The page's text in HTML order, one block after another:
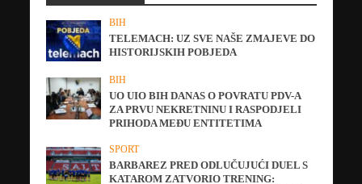
BIH
TELEMACH: UZ SVE NAŠE ZMAJEVE DO
HISTORIJSKIH POBJEDA
BIH
UO UIO BIH DANAS O POVRATU PDV-A
ZA PRVU NEKRETNINU I RASPODJELI
PRIHODA MEĐU ENTITETIMA
SPORT
BARBAREZ PRED ODLUČUJUĆI DUEL S
KATAROM ZATVORIO TRENING: